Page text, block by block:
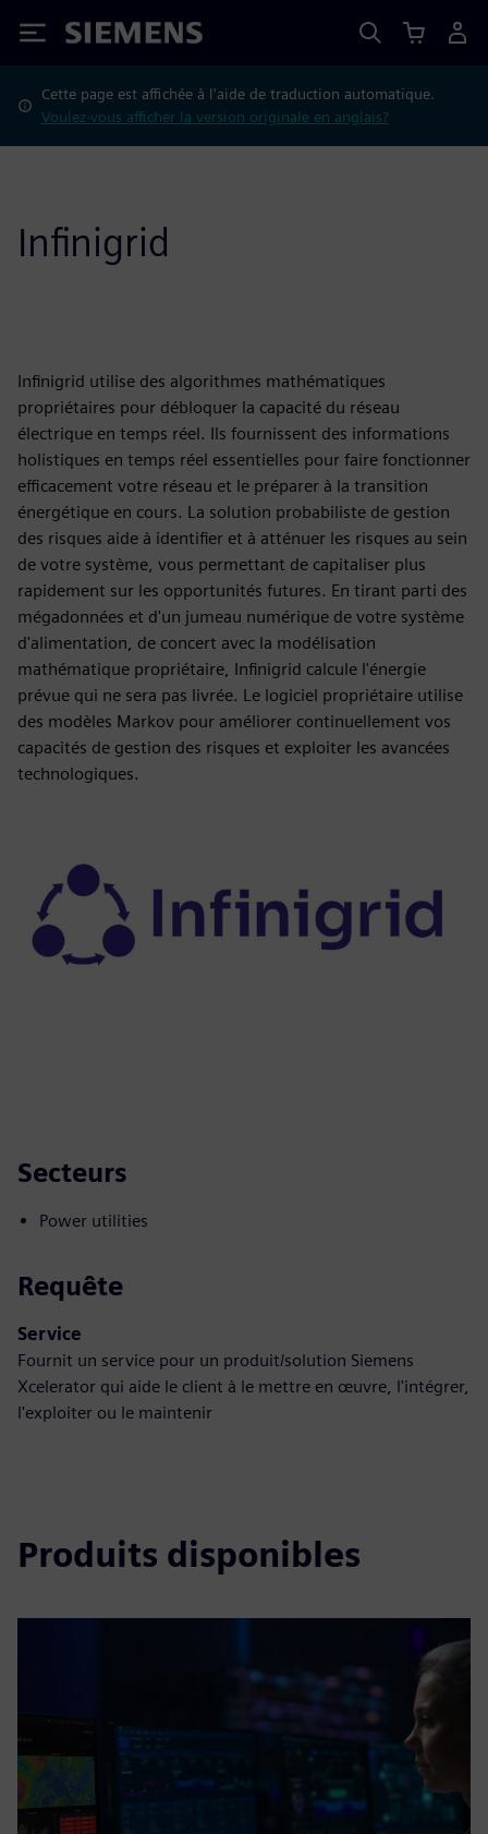
Siemens
Cette page est affichée à l'aide de traduction automatique.
Voulez-vous afficher la version originale en anglais?
Infinigrid
Infinigrid utilise des algorithmes mathématiques
propriétaires pour débloquer la capacité du réseau
électrique en temps réel. Ils fournissent des informations
holistiques en temps réel essentielles pour faire fonctionner
efficacement votre réseau et le préparer à la transition
énergétique en cours. La solution probabiliste de gestion
des risques aide à identifier et à atténuer les risques au sein
de votre système, vous permettant de capitaliser plus
rapidement sur les opportunités futures. En tirant parti des
mégadonnées et d'un jumeau numérique de votre système
d'alimentation, de concert avec la modélisation
mathématique propriétaire, Infinigrid calcule l'énergie
prévue qui ne sera pas livrée. Le logiciel propriétaire utilise
des modèles Markov pour améliorer continuellement vos
capacités de gestion des risques et exploiter les avancées
technologiques.
Secteurs
Power utilities
Requête
Service
Fournit un service pour un produit/solution Siemens
Xcelerator qui aide le client à le mettre en œuvre, l'intégrer,
l'exploiter ou le maintenir
Produits disponibles